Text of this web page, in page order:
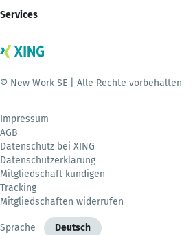
Services
© New Work SE | Alle Rechte vorbehalten
Impressum
AGB
Datenschutz bei XING
Datenschutzerklärung
Mitgliedschaft kündigen
Tracking
Mitgliedschaften widerrufen
Sprache Deutsch